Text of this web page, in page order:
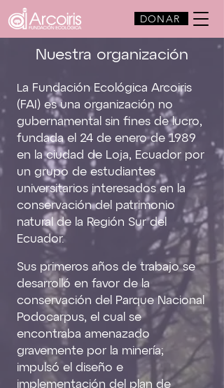
DONAR
Nuestra organización
La Fundación Ecológica Arcoiris
(FAI) es una organización no
gubernamental sin fines de lucro,
fundada el 24 de enero de 1989
en la ciudad de Loja, Ecuador por
un grupo de estudiantes
universitarios interesados en la
conservación del patrimonio
natural de la Región Sur del
Ecuador.
Sus primeros años de trabajo se
desarrolló en favor de la
conservación del Parque Nacional
Podocarpus, el cual se
encontraba amenazado
gravemente por la minería;
impulsó el diseño e
implementación del plan de